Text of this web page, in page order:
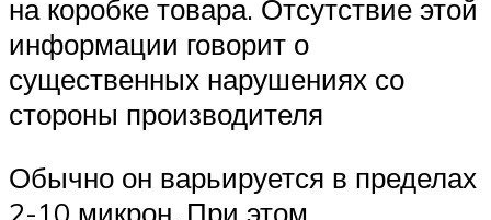
на коробке товара. Отсутствие этой
информации говорит о
существенных нарушениях со
стороны производителя
Обычно он варьируется в пределах
2-10 микрон. При этом